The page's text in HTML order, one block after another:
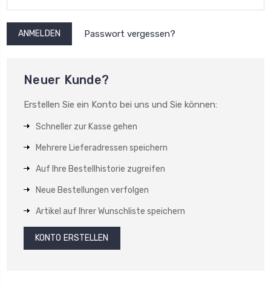
Passwort vergessen?
Neuer Kunde?
Erstellen Sie ein Konto bei uns und Sie können:
Schneller zur Kasse gehen
Mehrere Lieferadressen speichern
Auf Ihre Bestellhistorie zugreifen
Neue Bestellungen verfolgen
Artikel auf Ihrer Wunschliste speichern
KONTO ERSTELLEN